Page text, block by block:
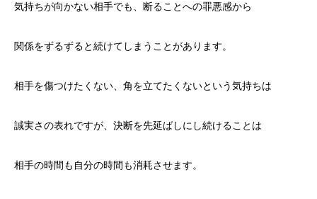
気持ちが向かない相手でも、断ることへの罪悪感から
関係をずるずると続けてしまうことがあります。
相手を傷つけたくない、角を立てたくないという気持ちは
誠実さの表れですが、決断を先延ばしにし続けることは
相手の時間も自分の時間も消耗させます。